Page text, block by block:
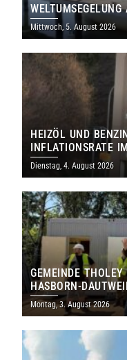
Mittwoch, 5. August 2026
HEIZÖL UND
INFLATIONSRATE
Dienstag, 4. August 2026
GEMEINDE
HASBORN-
MILLIONEN EURO
Montag, 3. August 2026